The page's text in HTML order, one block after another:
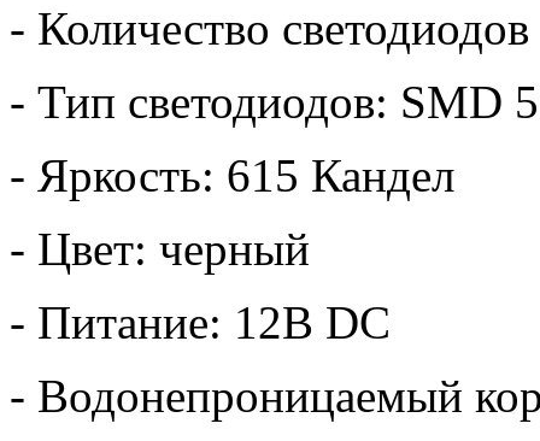
- Количество
- Тип светодиодов: SMD
- Яркость: 615 Кандел
- Цвет: черный
- Питание: 12В DC
- Водонепроницаемый